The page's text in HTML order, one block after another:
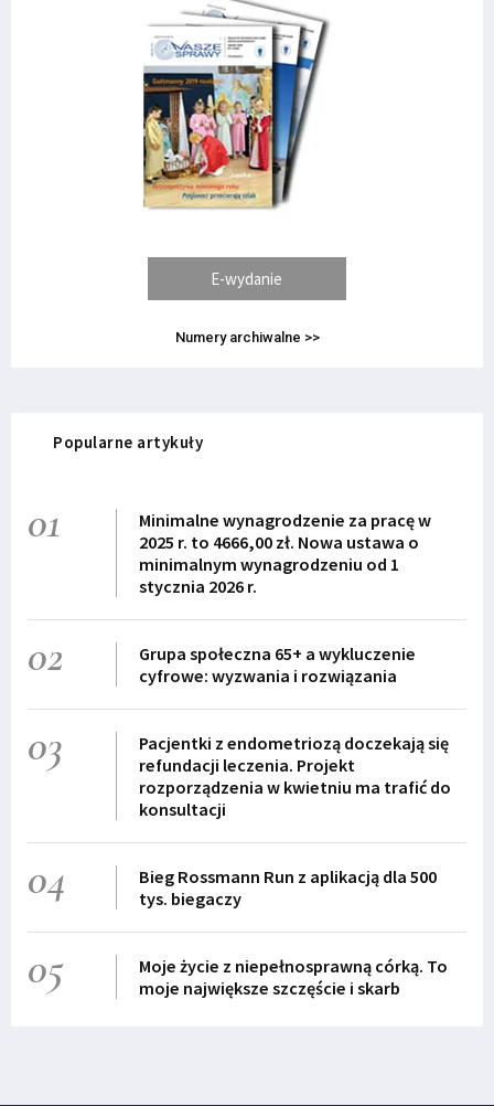
E-wydanie
Numery archiwalne >>
Popularne artykuły
01
Minimalne wynagrodzenie za pracę w
2025 r. to 4666,00 zł. Nowa ustawa o
minimalnym wynagrodzeniu od 1
stycznia 2026 r.
02
Grupa społeczna 65+ a wykluczenie
cyfrowe: wyzwania i rozwiązania
03
Pacjentki z endometriozą doczekają się
refundacji leczenia. Projekt
rozporządzenia w kwietniu ma trafić do
konsultacji
04
Bieg Rossmann Run z aplikacją dla 500
tys. biegaczy
05
Moje życie z niepełnosprawną córką. To
moje największe szczęście i skarb